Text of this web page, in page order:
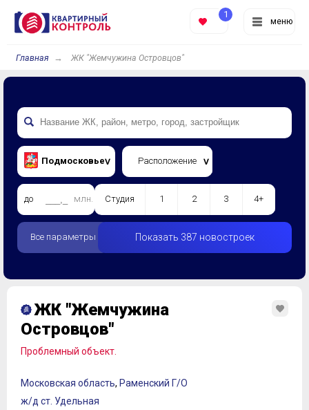
меню
1
Главная ЖК "Жемчужина Островцов"
Подмосковье Расположение
до млн. Студия 1 2 3 4+
Все параметры Показать 387 новостроек
ЖК "Жемчужина
Островцов"
Проблемный объект.
Московская область, Раменский Г/О
ж/д ст. Удельная